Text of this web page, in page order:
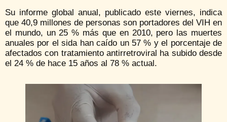
Su informe global anual, publicado este viernes, indica
que 40,9 millones de personas son portadores del VIH en
el mundo, un 25 % más que en 2010, pero las muertes
anuales por el sida han caído un 57 % y el porcentaje de
afectados con tratamiento antirretroviral ha subido desde
el 24 % de hace 15 años al 78 % actual.